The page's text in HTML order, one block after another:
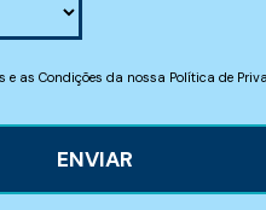
e as Condições da nossa Política de
ENVIAR